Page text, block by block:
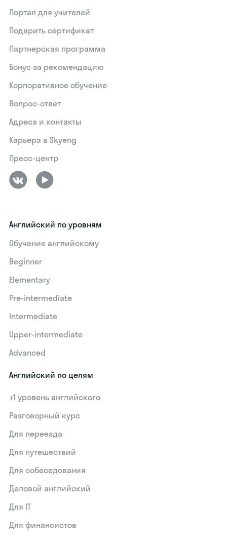
Портал для учителей
Подарить сертификат
Партнерская программа
Бонус за рекомендацию
Корпоративное обучение
Вопрос-ответ
Адреса и контакты
Карьера в Skyeng
Пресс-центр
Английский по уровням
Обучение английскому
Beginner
Elementary
Pre-intermediate
Intermediate
Upper-intermediate
Advanced
Английский по целям
+1 уровень английского
Разговорный курс
Для переезда
Для путешествий
Для собеседования
Деловой английский
Для IT
Для финансистов